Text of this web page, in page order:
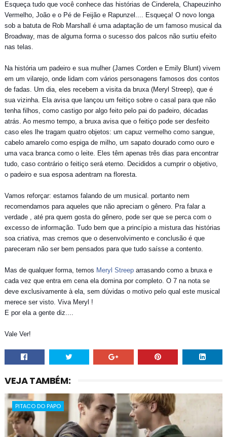
Esqueça tudo que você conhece das histórias de Cinderela, Chapeuzinho
Vermelho, João e o Pé de Feijão e Rapunzel.... Esqueça! O novo longa
sob a batuta de Rob Marshall é uma adaptação de um famoso musical da
Broadway, mas de alguma forma o sucesso dos palcos não surtiu efeito
nas telas.
Na história um padeiro e sua mulher (James Corden e Emily Blunt) vivem
em um vilarejo, onde lidam com vários personagens famosos dos contos
de fadas. Um dia, eles recebem a visita da bruxa (Meryl Streep), que é
sua vizinha. Ela avisa que lançou um feitiço sobre o casal para que não
tenha filhos, como castigo por algo feito pelo pai do padeiro, décadas
atrás. Ao mesmo tempo, a bruxa avisa que o feitiço pode ser desfeito
caso eles lhe tragam quatro objetos: um capuz vermelho como sangue,
cabelo amarelo como espiga de milho, um sapato dourado como ouro e
uma vaca branca como o leite. Eles têm apenas três dias para encontrar
tudo, caso contrário o feitiço será eterno. Decididos a cumprir o objetivo,
o padeiro e sua esposa adentram na floresta.
Vamos reforçar: estamos falando de um musical. portanto nem
recomendamos para aqueles que não apreciam o gênero. Pra falar a
verdade , até pra quem gosta do gênero, pode ser que se perca com o
excesso de informação. Tudo bem que a princípio a mistura das histórias
soa criativa, mas cremos que o desenvolvimento e conclusão é que
pareceram não ser bem pensados para que tudo saísse a contento.
Mas de qualquer forma, temos Meryl Streeparrasando como a bruxa e
cada vez que entra em cena ela domina por completo. O 7 na nota se
deve exclusivamente à ela, sem dúvidas o motivo pelo qual este musical
merece ser visto. Viva Meryl !
E por ela a gente diz....
Vale Ver!
VEJA TAMBÉM:
PITACO DO PAPO